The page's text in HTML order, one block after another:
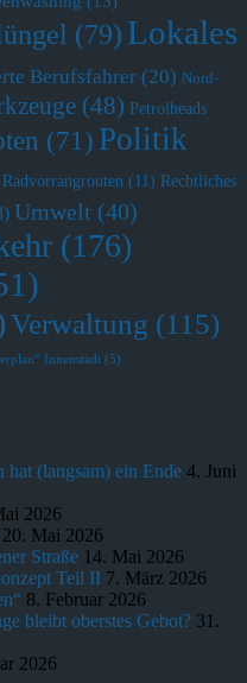
(79) Lokales
Berufsfahrer (20) Nord-
(48) Petrolheads
(71) Politik
Radvorrangrouten (11) Rechtliches
Umwelt (40)
(176)
Verwaltung (115)
Innenstadt (5)
hat (langsam) ein Ende 4. Juni
2026
20. Mai 2026
Straße 14. Mai 2026
Teil II 7. März 2026
8. Februar 2026
bleibt oberstes Gebot? 31.
2026